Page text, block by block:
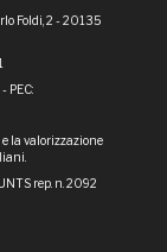
Foldi, 2 - 20135
PEC:
la valorizzazione
rep. n. 2092